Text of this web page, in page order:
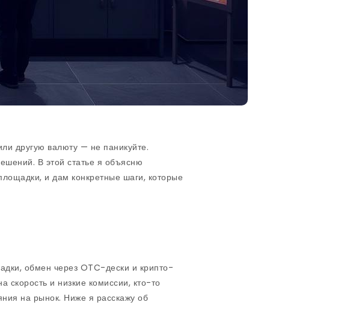
другую валюту — не паникуйте.
В этой статье я объясню
и дам конкретные шаги, которые
обмен через OTC-дески и крипто-
и низкие комиссии, кто-то
на рынок. Ниже я расскажу об